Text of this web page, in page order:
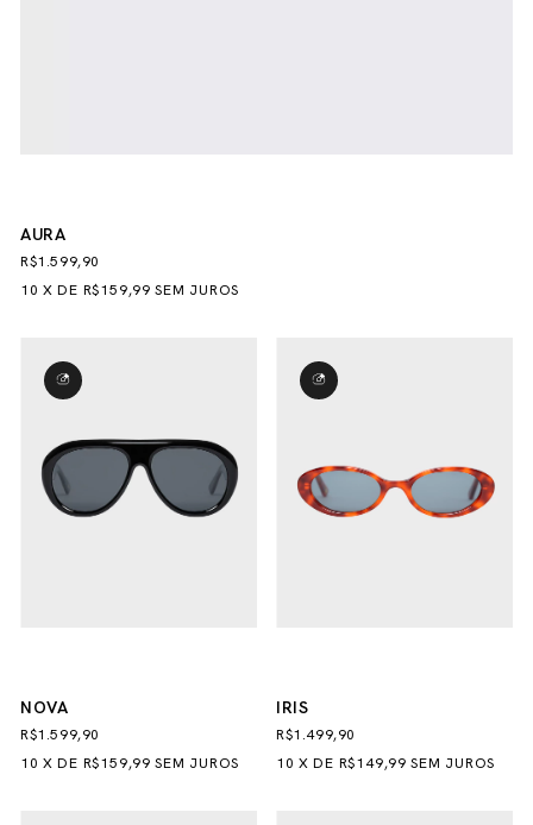
AURA
R$1.599,90
10 XDE R$159,99 SEM JUROS
NOVA
R$1.599,90
10 XDE R$159,99 SEM JUROS
IRIS
R$1.499,90
10 XDE R$149,99 SEM JUROS